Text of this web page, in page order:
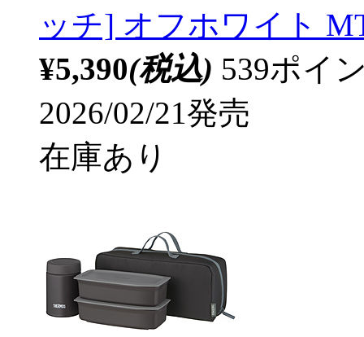
ッチ] オフホワイト
¥5,390(税込) 539ポイ
2026/02/21発売
在庫あり